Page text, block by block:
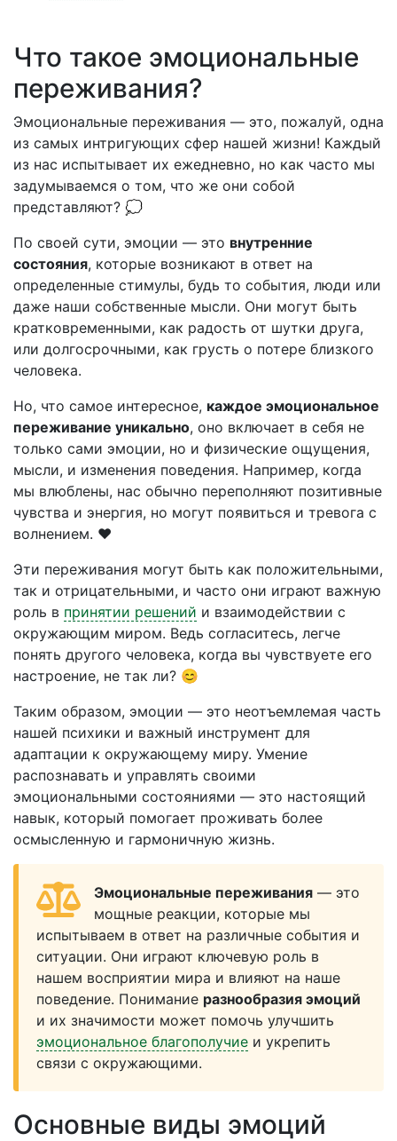
Что такое эмоциональные
переживания?
Эмоциональные переживания — это, пожалуй, одна
из самых интригующих сфер нашей жизни! Каждый
из нас испытывает их ежедневно, но как часто мы
задумываемся о том, что же они собой
представляют? 💭
По своей сути, эмоции — это внутренние
состояния, которые возникают в ответ на
определенные стимулы, будь то события, люди или
даже наши собственные мысли. Они могут быть
кратковременными, как радость от шутки друга,
или долгосрочными, как грусть о потере близкого
человека.
Но, что самое интересное, каждое эмоциональное
переживание уникально, оно включает в себя не
только сами эмоции, но и физические ощущения,
мысли, и изменения поведения. Например, когда
мы влюблены, нас обычно переполняют позитивные
чувства и энергия, но могут появиться и тревога с
волнением. ❤️
Эти переживания могут быть как положительными,
так и отрицательными, и часто они играют важную
роль в принятии решений и взаимодействии с
окружающим миром. Ведь согласитесь, легче
понять другого человека, когда вы чувствуете его
настроение, не так ли? 😊
Таким образом, эмоции — это неотъемлемая часть
нашей психики и важный инструмент для
адаптации к окружающему миру. Умение
распознавать и управлять своими
эмоциональными состояниями — это настоящий
навык, который помогает проживать более
осмысленную и гармоничную жизнь.
Эмоциональные переживания — это
мощные реакции, которые мы
испытываем в ответ на различные события и
ситуации. Они играют ключевую роль в
нашем восприятии мира и влияют на наше
поведение. Понимание разнообразия эмоций
и их значимости может помочь улучшить
эмоциональное благополучие и укрепить
связи с окружающими.
Основные виды эмоций